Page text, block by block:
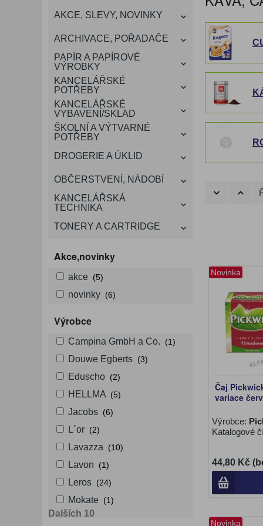
VÁNOCE
DÁRKOVÉ POTŘEBY
SMART DOPLŇKY
ROZDRUŽOVAČE
VIZITKY A JMENOVKY
OBÁLKY
TISKOPISY
KONFERENČNÍ SPISOVKY
NŮŽKY A NOŽE
TAŠKY, KUFRY, AKTOVKY
A OBALY
KANCELÁŘSKÝ
NÁBYTEK
OCHRANNÉ PRACOVNÍ
POMŮCKY
TABULE, NÁSTĚNKY
KRESLENÍ A MALOVÁNÍ
DEZINFEKCE-OCHRANA
PROSTŘEDKY NA PRANÍ
KONVICE A DŽBÁNY
SLADKÉ POTRAVINY
LAMINACE
ŠTÍTKOVAČE
AKCE, SLEVY, NOVINKY
ARCHIVACE, POŘADAČE
PAPÍR A PAPÍROVÉ
VÝROBKY
KANCELÁŘSKÉ
POTŘEBY
KANCELÁŘSKÉ
VYBAVENÍ/SKLAD
ŠKOLNÍ A VÝTVARNÉ
POTŘEBY
DROGERIE A ÚKLID
OBČERSTVENÍ, NÁDOBÍ
KANCELÁŘSKÁ
TECHNIKA
TONERY A CARTRIDGE
Akce,novinky
akce (5)
novinky (6)
Výrobce
Campina GmbH a Co. (1)
Douwe Egberts (3)
Eduscho (2)
HELLMA (5)
Jacobs (6)
L´or (2)
Lavazza (10)
Lavon (1)
Leros (24)
Mokate (1)
Dalších 10
Novinka
Čaj
variace
Výrobce:
Katalogové
44,80 Kč
Novinka